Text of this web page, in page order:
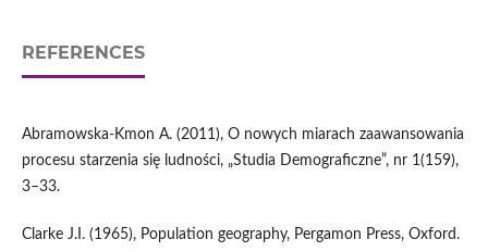
REFERENCES
Abramowska-Kmon A. (2011), O nowych miarach zaawansowania
procesu starzenia się ludności, „Studia Demograficzne”, nr 1(159),
3–33.
Clarke J.I. (1965), Population geography, Pergamon Press, Oxford.